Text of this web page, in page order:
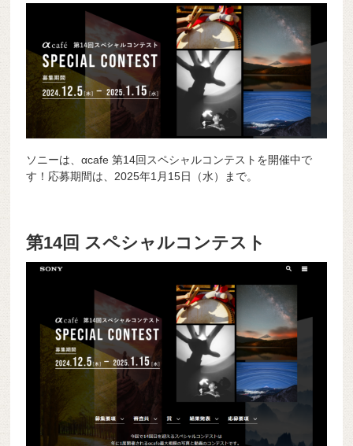
o
o
k
s
t
y
e
n
g
er
ソニーは、αcafe 第14回スペシャルコンテストを開催中で
す！応募期間は、2025年1月15日（水）まで。
第14回 スペシャルコンテスト